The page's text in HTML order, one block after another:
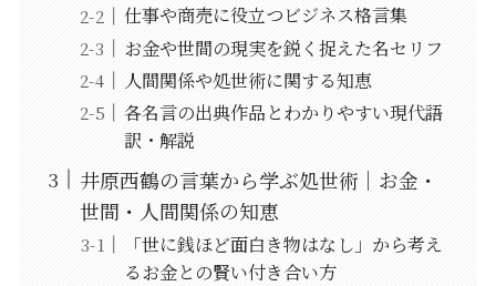
仕事や商売に役立つビジネス格言集
お金や世間の現実を鋭く捉えた名セリフ
人間関係や処世術に関する知恵
各名言の出典作品とわかりやすい現代語
訳・解説
井原西鶴の言葉から学ぶ処世術｜お金・
世間・人間関係の知恵
「世に銭ほど面白き物はなし」から考え
るお金との賢い付き合い方